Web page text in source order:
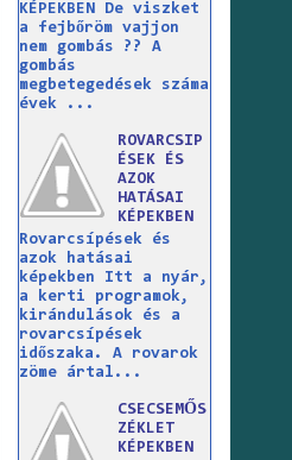
KÉPEKBEN De viszket
a fejbőröm vajjon
nem gombás ?? A
gombás
megbetegedések száma
évek ...
ROVARCSIP
ÉSEK ÉS
AZOK
HATÁSAI
KÉPEKBEN
Rovarcsípések és
azok hatásai
képekben Itt a nyár,
a kerti programok,
kirándulások és a
rovarcsípések
időszaka. A rovarok
zöme ártal...
CSECSEMŐS
ZÉKLET
KÉPEKBEN